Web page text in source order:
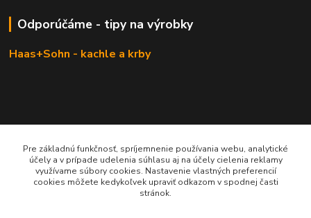
Odporúčáme - tipy na výrobky
Haas+Sohn - kachle a krby
Pre základnú funkčnosť, spríjemnenie používania webu, analytické
účely a v prípade udelenia súhlasu aj na účely cielenia reklamy
využívame súbory cookies. Nastavenie vlastných preferencií
cookies môžete kedykoľvek upraviť odkazom v spodnej časti
stránok.